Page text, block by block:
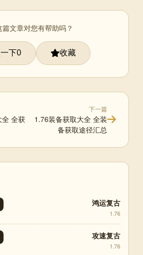
篇文章对您有帮助吗？
下0 收藏
全 全获
下一篇
1.76装备获取大全 全装
备获取途径汇总
鸿运复古
1.76
攻速复古
1.76